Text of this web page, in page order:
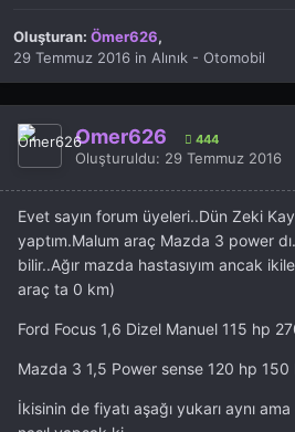
Oluşturan: Ömer626,
29 Temmuz 2016 in Alınık - Otomobil
Ömer626 444
Oluşturuldu: 29 Temmuz 2016
Evet sayın forum üyeleri..Dün Zeki
yaptım.Malum araç Mazda 3 power
bilir..Ağır mazda hastasıyım ancak
araç ta 0 km)
Ford Focus 1,6 Dizel Manuel 115 hp
Mazda 3 1,5 Power sense 120 hp 150
İkisinin de fiyatı aşağı yukarı aynı